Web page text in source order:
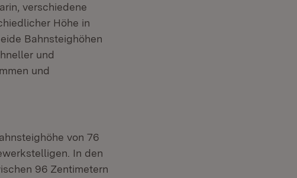
verschiedene
Höhe in
Bahnsteighöhen
und
und
von 76
In den
96 Zentimetern